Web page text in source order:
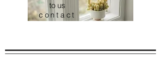
to us
contact